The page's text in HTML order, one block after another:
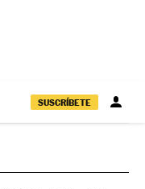
SUSCRÍBETE